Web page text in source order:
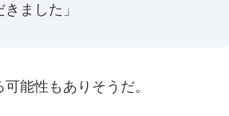
ました」
能性もありそうだ。